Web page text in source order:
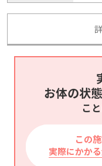
お体の状
こ
この
実際にかか